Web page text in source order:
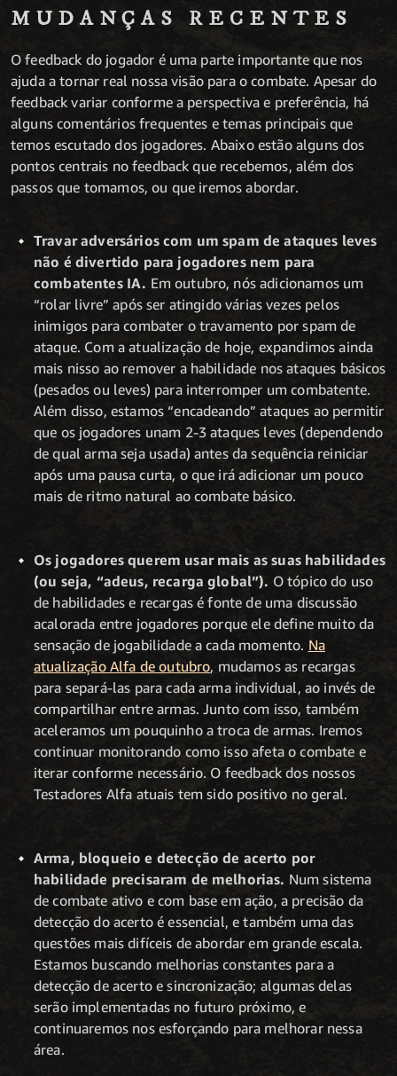
MUDANÇAS RECENTES
O feedback do jogador é uma parte importante que nos
ajuda a tornar real nossa visão para o combate. Apesar do
feedback variar conforme a perspectiva e preferência, há
alguns comentários frequentes e temas principais que
temos escutado dos jogadores. Abaixo estão alguns dos
pontos centrais no feedback que recebemos, além dos
passos que tomamos, ou que iremos abordar.
Travar adversários com um spam de ataques leves
não é divertido para jogadores nem para
combatentes IA. Em outubro, nós adicionamos um
“rolar livre” após ser atingido várias vezes pelos
inimigos para combater o travamento por spam de
ataque. Com a atualização de hoje, expandimos ainda
mais nisso ao remover a habilidade nos ataques básicos
(pesados ou leves) para interromper um combatente.
Além disso, estamos “encadeando” ataques ao permitir
que os jogadores unam 2-3 ataques leves (dependendo
de qual arma seja usada) antes da sequência reiniciar
após uma pausa curta, o que irá adicionar um pouco
mais de ritmo natural ao combate básico.
Os jogadores querem usar mais as suas habilidades
(ou seja, “adeus, recarga global”). O tópico do uso
de habilidades e recargas é fonte de uma discussão
acalorada entre jogadores porque ele define muito da
sensação de jogabilidade a cada momento. Na
atualização Alfa de outubro, mudamos as recargas
para separá-las para cada arma individual, ao invés de
compartilhar entre armas. Junto com isso, também
aceleramos um pouquinho a troca de armas. Iremos
continuar monitorando como isso afeta o combate e
iterar conforme necessário. O feedback dos nossos
Testadores Alfa atuais tem sido positivo no geral.
Arma, bloqueio e detecção de acerto por
habilidade precisaram de melhorias. Num sistema
de combate ativo e com base em ação, a precisão da
detecção do acerto é essencial, e também uma das
questões mais difíceis de abordar em grande escala.
Estamos buscando melhorias constantes para a
detecção de acerto e sincronização; algumas delas
serão implementadas no futuro próximo, e
continuaremos nos esforçando para melhorar nessa
área.